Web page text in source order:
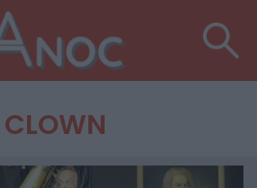
CLOWN